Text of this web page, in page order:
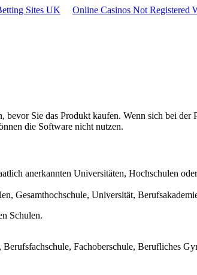
Sites UK Online Casinos Not Registered
Sie das Produkt kaufen. Wenn sich bei
die Software nicht nutzen.
anerkannten Universitäten, Hochschulen
Gesamthochschule, Universität,
Schulen.
Fachoberschule, Berufliches